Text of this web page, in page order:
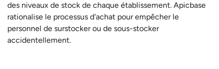
des niveaux de stock de chaque établissement. Apicbase
rationalise le processus d'achat pour empêcher le
personnel de surstocker ou de sous-stocker
accidentellement.